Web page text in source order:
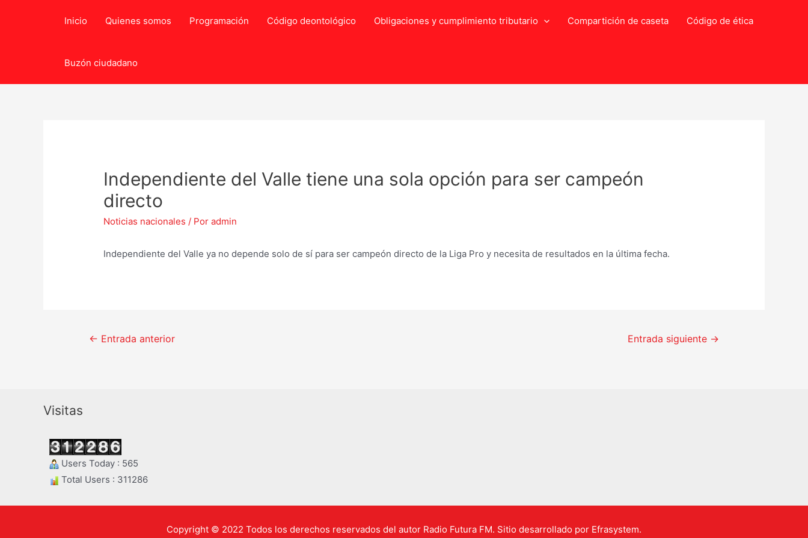
Inicio Quienes somos Programación Código deontológico Obligaciones y cumplimiento tributario Compartición de caseta Código de ética
Buzón ciudadano
Independiente del Valle tiene una sola opción para ser campeón
directo
Noticias nacionales / Poradmin
Independiente del Valle ya no depende solo de sí para ser campeón directo de la Liga Pro y necesita de resultados en la última fecha.
Navegación
← Entrada anterior Entrada siguiente →
Visitas
Users Today : 565
Total Users : 311286
Copyright © 2022 Todos los derechos reservados del autor Radio Futura FM. Sitio desarrollado por Efrasystem.